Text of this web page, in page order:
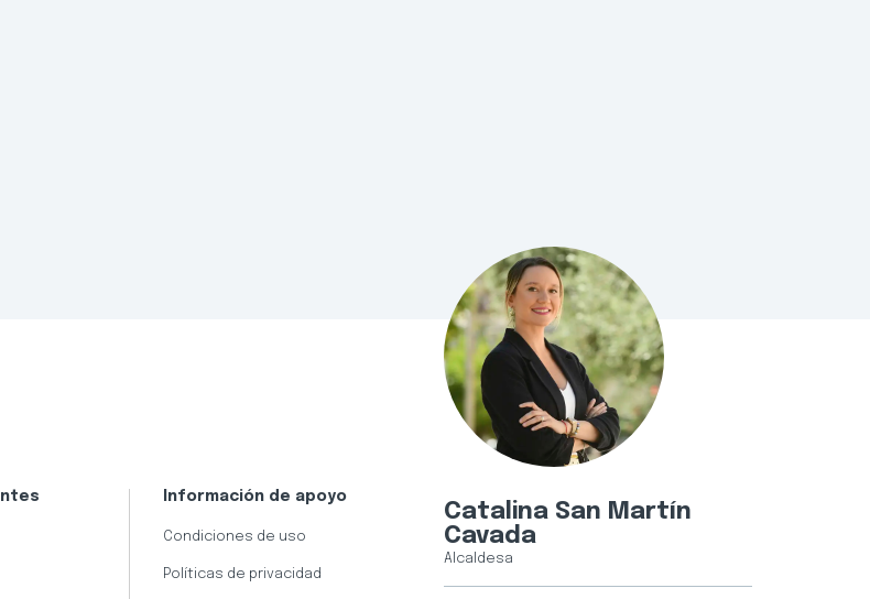
Información de apoyo
Condiciones de uso
Políticas de privacidad
Catalina San Martín
Cavada
Alcaldesa